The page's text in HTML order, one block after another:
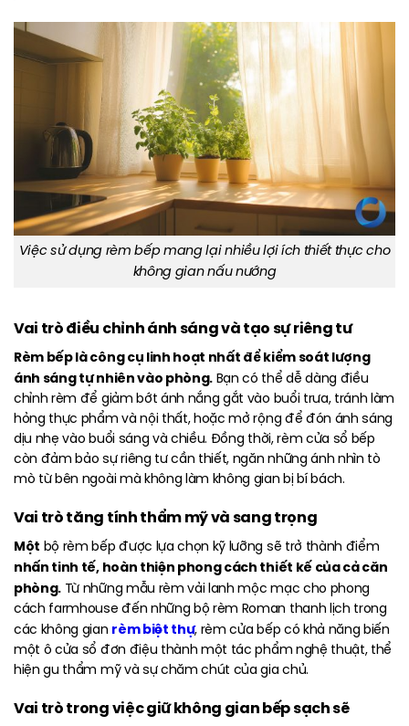
Việc sử dụng rèm bếp mang lại nhiều lợi ích thiết thực cho
không gian nấu nướng
Vai trò điều chỉnh ánh sáng và tạo sự riêng tư
Rèm bếp là công cụ linh hoạt nhất để kiểm soát lượng
ánh sáng tự nhiên vào phòng.Bạn có thể dễ dàng điều
chỉnh rèm để giảm bớt ánh nắng gắt vào buổi trưa, tránh làm
hỏng thực phẩm và nội thất, hoặc mở rộng để đón ánh sáng
dịu nhẹ vào buổi sáng và chiều. Đồng thời, rèm cửa sổ bếp
còn đảm bảo sự riêng tư cần thiết, ngăn những ánh nhìn tò
mò từ bên ngoài mà không làm không gian bị bí bách.
Vai trò tăng tính thẩm mỹ và sang trọng
Một bộ rèm bếp được lựa chọn kỹ lưỡng sẽ trở thành điểm
nhấn tinh tế, hoàn thiện phong cách thiết kế của cả căn
phòng. Từ những mẫu rèm vải lanh mộc mạc cho phong
cách farmhouse đến những bộ rèm Roman thanh lịch trong
các không gian rèm biệt thự, rèm cửa bếp có khả năng biến
một ô cửa sổ đơn điệu thành một tác phẩm nghệ thuật, thể
hiện gu thẩm mỹ và sự chăm chút của gia chủ.
Vai trò trong việc giữ không gian bếp sạch sẽ